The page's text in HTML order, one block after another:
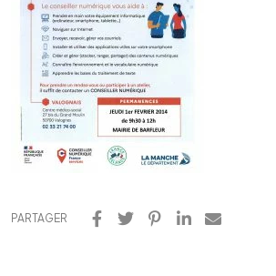
PARTAGER